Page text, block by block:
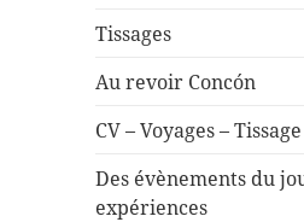
Tissages
Au revoir Concón
CV – Voyages –
Des évènements du
expériences